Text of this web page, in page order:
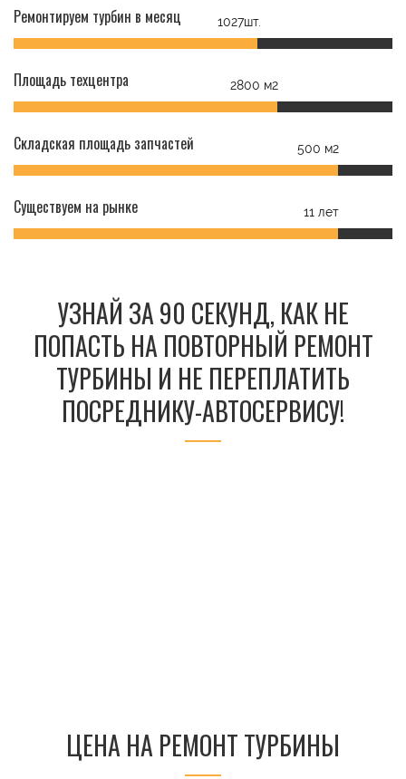
Ремонтируем турбин в месяц 1027шт.
Площадь техцентра 2800 м2
Складская площадь запчастей 500 м2
Существуем на рынке 11 лет
УЗНАЙ ЗА 90 СЕКУНД, КАК НЕ
ПОПАСТЬ НА ПОВТОРНЫЙ РЕМОНТ
ТУРБИНЫ И НЕ ПЕРЕПЛАТИТЬ
ПОСРЕДНИКУ-АВТОСЕРВИСУ!
ЦЕНА НА РЕМОНТ ТУРБИНЫ